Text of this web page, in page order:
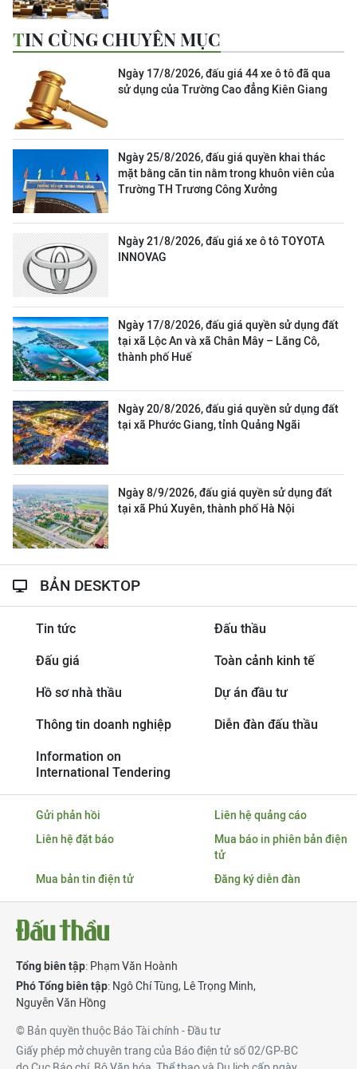
TIN CÙNG CHUYÊN MỤC
Ngày 17/8/2026, đấu giá 44 xe ô tô đã qua
sử dụng của Trường Cao đẳng Kiên Giang
Ngày 25/8/2026, đấu giá quyền khai thác
mặt bằng căn tin nằm trong khuôn viên của
Trường TH Trương Công Xưởng
Ngày 21/8/2026, đấu giá xe ô tô TOYOTA
INNOVAG
Ngày 17/8/2026, đấu giá quyền sử dụng đất
tại xã Lộc An và xã Chân Mây – Lăng Cô,
thành phố Huế
Ngày 20/8/2026, đấu giá quyền sử dụng đất
tại xã Phước Giang, tỉnh Quảng Ngãi
Ngày 8/9/2026, đấu giá quyền sử dụng đất
tại xã Phú Xuyên, thành phố Hà Nội
BẢN DESKTOP
Tin tức Đấu thầu
Đấu giá Toàn cảnh kinh tế
Hồ sơ nhà thầu Dự án đầu tư
Thông tin doanh nghiệp Diễn đàn đấu thầu
Information on
International Tendering
Gửi phản hồi
Liên hệ quảng cáo
Liên hệ đặt báo
Mua báo in phiên bản điện
tử
Mua bản tin điện tử
Đăng ký diễn đàn
Tổng biên tập: Phạm Văn Hoành
Phó Tổng biên tập: Ngô Chí Tùng, Lê Trọng Minh,
Nguyễn Văn Hồng
© Bản quyền thuộc Báo Tài chính - Đầu tư
Giấy phép mở chuyên trang của Báo điện tử số 02/GP-BC